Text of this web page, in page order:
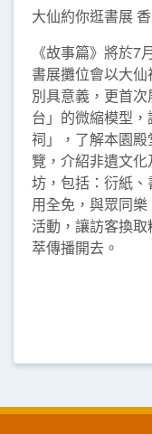
大仙約你逛書展
《故事篇》將於7
書展攤位會以大
別具意義，更首
台」的微縮模型
祠」，了解本園
覽，介紹非遺文
坊，包括：衍紙
用全免，與眾同
活動，讓訪客換
萃傳播開去。